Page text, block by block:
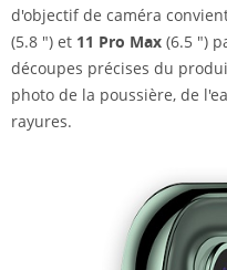
d'objectif de caméra
(5.8 ") et 11 Pro Max (6.5 ")
découpes précises du
photo de la poussière, de
rayures.